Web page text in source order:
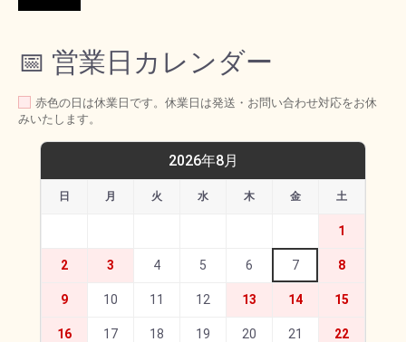
📅 営業日カレンダー
赤色の日は休業日です。休業日は発送・お問い合わせ対応をお休
みいたします。
2026年8月
日 月 火 水 木 金 土
1
2 3 4 5 6 7 8
9 10 11 12 13 14 15
16 17 18 19 20 21 22